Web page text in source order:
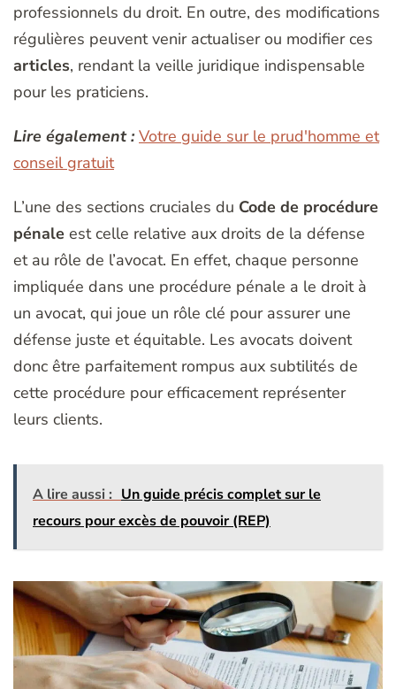
professionnels du droit. En outre, des modifications
régulières peuvent venir actualiser ou modifier ces
articles, rendant la veille juridique indispensable
pour les praticiens.
Lire également : Votre guide sur le prud'homme et
conseil gratuit
L’une des sections cruciales du Code de procédure
pénale est celle relative aux droits de la défense
et au rôle de l’avocat. En effet, chaque personne
impliquée dans une procédure pénale a le droit à
un avocat, qui joue un rôle clé pour assurer une
défense juste et équitable. Les avocats doivent
donc être parfaitement rompus aux subtilités de
cette procédure pour efficacement représenter
leurs clients.
A lire aussi : Un guide précis complet sur le
recours pour excès de pouvoir (REP)